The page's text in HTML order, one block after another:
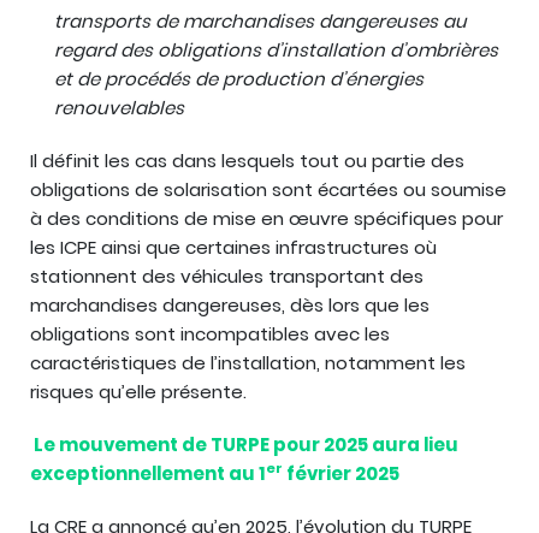
transports de marchandises dangereuses au
regard des obligations d’installation d’ombrières
et de procédés de production d’énergies
renouvelables
Il définit les cas dans lesquels tout ou partie des
obligations de solarisation sont écartées ou soumise
à des conditions de mise en œuvre spécifiques pour
les ICPE ainsi que certaines infrastructures où
stationnent des véhicules transportant des
marchandises dangereuses, dès lors que les
obligations sont incompatibles avec les
caractéristiques de l’installation, notamment les
risques qu’elle présente.
Le mouvement de TURPE pour 2025 aura lieu
exceptionnellement au 1er février 2025
La CRE a annoncé qu’en 2025, l’évolution du TURPE